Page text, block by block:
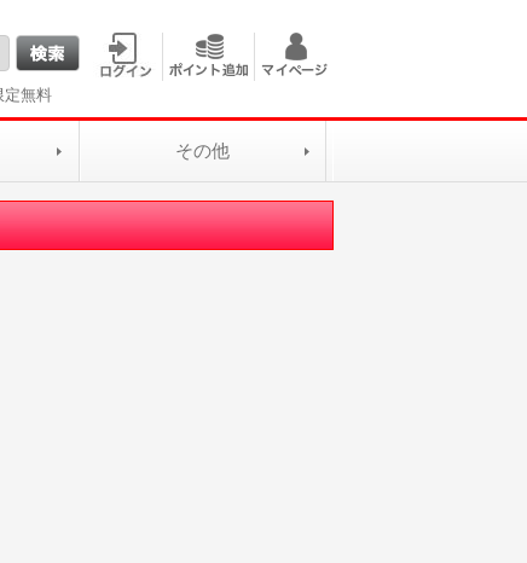
定無料
その他